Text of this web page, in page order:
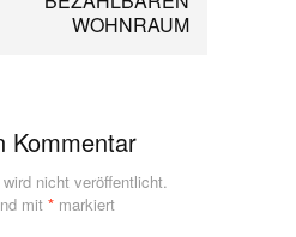
WOHNRAUM
Kommentar
nicht veröffentlicht.
mit * markiert